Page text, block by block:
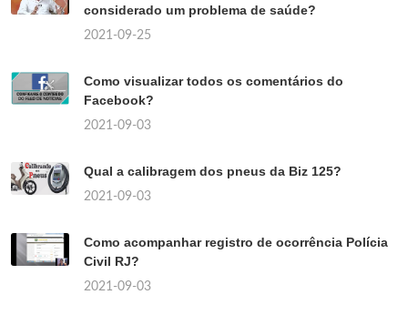
considerado um problema de saúde?
2021-09-25
Como visualizar todos os comentários do
Facebook?
2021-09-03
Qual a calibragem dos pneus da Biz 125?
2021-09-03
Como acompanhar registro de ocorrência Polícia
Civil RJ?
2021-09-03